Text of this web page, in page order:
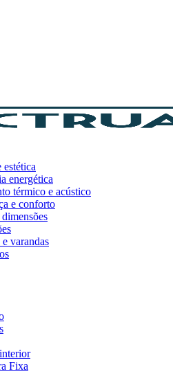
estética
energética
térmico e acústico
e conforto
varandas
Fixa